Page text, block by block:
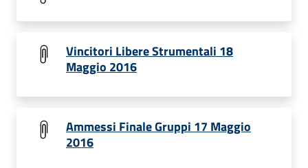
Vincitori Libere Strumentali 18
Maggio 2016
Ammessi Finale Gruppi 17 Maggio
2016